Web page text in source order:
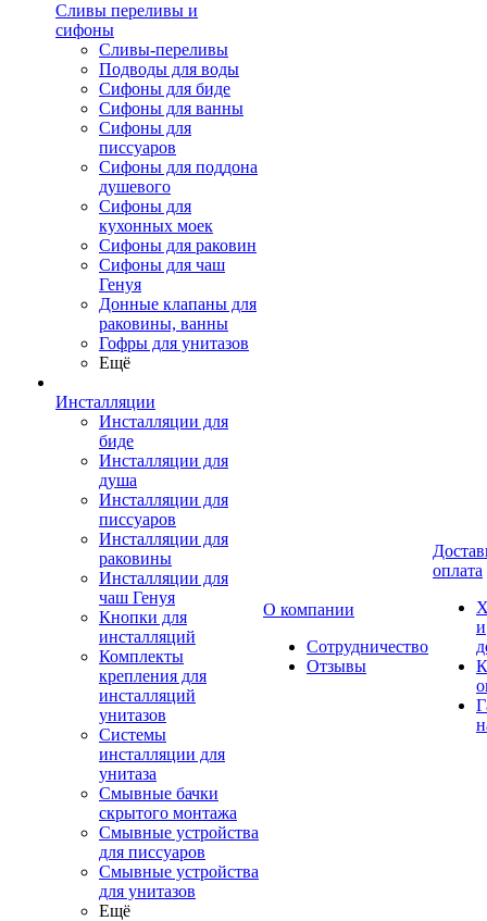
Сливы переливы и
сифоны
Сливы-переливы
Подводы для воды
Сифоны для биде
Сифоны для ванны
Сифоны для
писсуаров
Сифоны для поддона
душевого
Сифоны для
кухонных моек
Сифоны для раковин
Сифоны для чаш
Генуя
Донные клапаны для
раковины, ванны
Гофры для унитазов
Ещё
Инсталляции
Инсталляции для
биде
Инсталляции для
душа
Инсталляции для
писсуаров
Инсталляции для
раковины
Инсталляции для
чаш Генуя
Кнопки для
инсталляций
Комплекты
крепления для
инсталляций
унитазов
Системы
инсталляции для
унитаза
Смывные бачки
скрытого монтажа
Смывные устройства
для писсуаров
Смывные устройства
для унитазов
Ещё
О компании
Сотрудничество
Отзывы
оплата
и